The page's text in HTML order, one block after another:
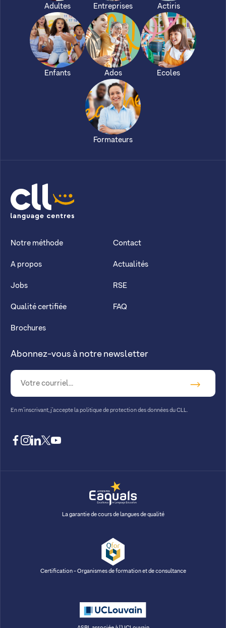
Adultes Entreprises Actiris
Enfants Ados Ecoles
Formateurs
CLL
Notre méthode
A propos
Jobs
Qualité certifiée
Brochures
Contact
Actualités
RSE
FAQ
Abonnez-vous à notre newsletter
En m’inscrivant, j’accepte la politique de protection des données du CLL.
facebook
instagram
linkedin
twitteryoutube
La garantie de cours de langues de qualité
Certification - Organismes de formation et de consultance